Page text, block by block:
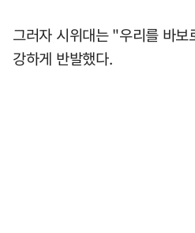
그러자 시위대는 "우리를 바
강하게 반발했다.